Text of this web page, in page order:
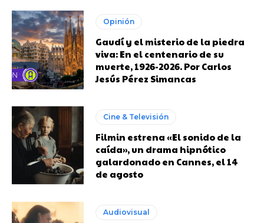
Opinión
Gaudí y el misterio de la piedra
viva: En el centenario de su
muerte, 1926-2026. Por Carlos
Jesús Pérez Simancas
Cine & Televisión
Filmin estrena «El sonido de la
caída», un drama hipnótico
galardonado en Cannes, el 14
de agosto
Audiovisual